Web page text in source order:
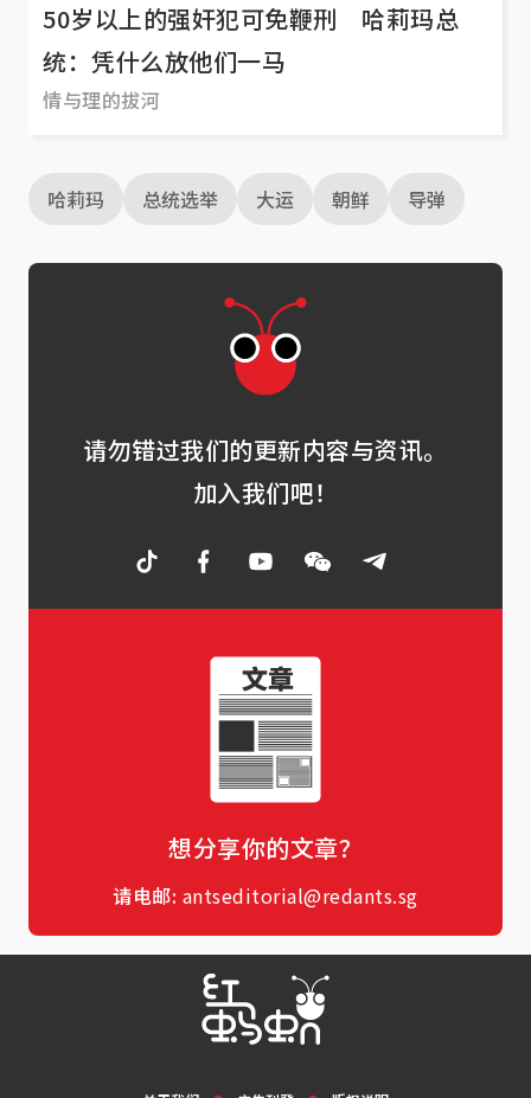
50岁以上的强奸犯可免鞭刑 哈莉玛总
统：凭什么放他们一马
情与理的拔河
哈莉玛 总统选举 大运 朝鲜 导弹
请勿错过我们的更新内容与资讯。
加入我们吧！
想分享你的文章？
请电邮: antseditorial@redants.sg